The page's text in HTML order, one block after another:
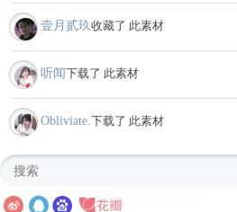
壹月贰玖 收藏了 此素材
听闻下载了 此素材
Obliviate. 下载了 此素材